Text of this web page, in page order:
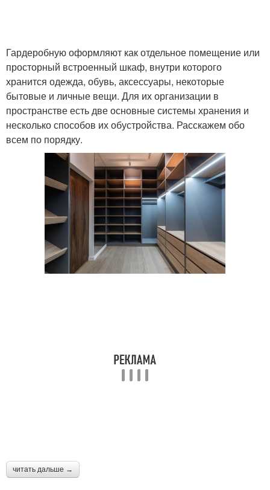
Гардеробную оформляют как отдельное помещение или
просторный встроенный шкаф, внутри которого
хранится одежда, обувь, аксессуары, некоторые
бытовые и личные вещи. Для их организации в
пространстве есть две основные системы хранения и
несколько способов их обустройства. Расскажем обо
всем по порядку.
читать дальше →